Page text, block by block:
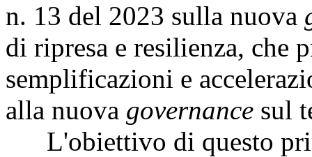
n. 13 del 2023 sulla nuova
di ripresa e resilienza, che
semplificazioni e
alla nuova governance sul
L'obiettivo di questo